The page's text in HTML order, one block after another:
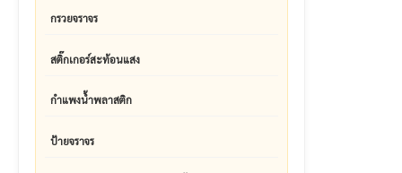
กรวยจราจร
สติ๊กเกอร์สะท้อนแสง
กำแพงน้ำพลาสติก
ป้ายจราจร